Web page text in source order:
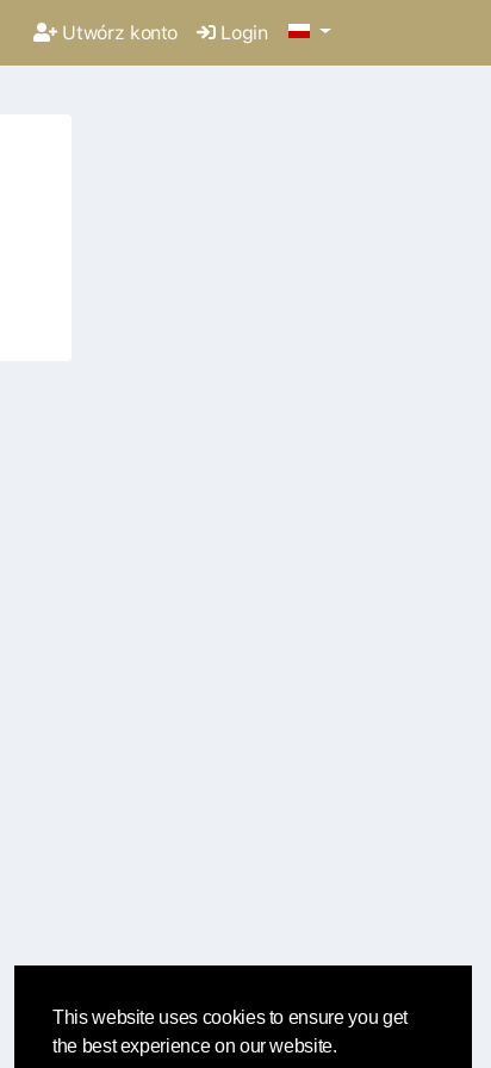
This website uses cookies to ensure you get
the best experience on our website.
Utwórz konto Login